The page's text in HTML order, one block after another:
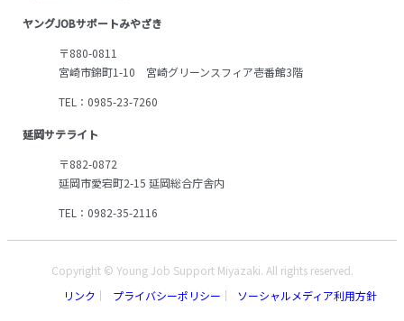
ヤングJOBサポートみやざき
〒880-0811
宮崎市錦町1-10 宮崎グリーンスフィア壱番館3階
TEL：0985-23-7260
延岡サテライト
〒882-0872
延岡市愛宕町2-15 延岡総合庁舎内
TEL：0982-35-2116
Copyright © Young Job Support Miyazaki. All rights reserved.
リンク
プライバシーポリシー ソーシャルメディア利用方針